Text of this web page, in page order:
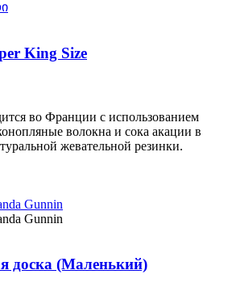
King Size
во Франции с использованием
волокна и сока акации в
жевательной резинки.
доска (Маленький)